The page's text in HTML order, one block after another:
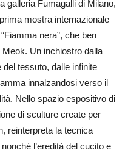
galleria Fumagalli di Milano,
mostra internazionale
nera”, che ben
Un inchiostro dalla
tessuto, dalle infinite
innalzandosi verso il
Nello spazio espositivo di
di sculture create per
reinterpreta la tecnica
l’eredità del cucito e